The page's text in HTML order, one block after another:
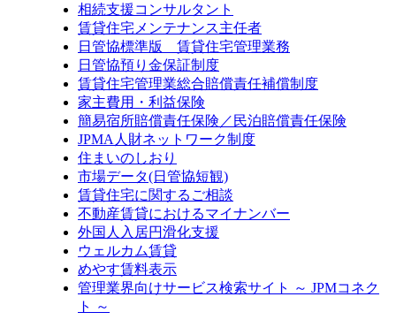
相続支援コンサルタント
賃貸住宅メンテナンス主任者
日管協標準版 賃貸住宅管理業務
日管協預り金保証制度
賃貸住宅管理業総合賠償責任補償制度
家主費用・利益保険
簡易宿所賠償責任保険／民泊賠償責任保険
JPMA人財ネットワーク制度
住まいのしおり
市場データ(日管協短観)
賃貸住宅に関するご相談
不動産賃貸におけるマイナンバー
外国人入居円滑化支援
ウェルカム賃貸
めやす賃料表示
管理業界向けサービス検索サイト ～ JPMコネク
ト ～